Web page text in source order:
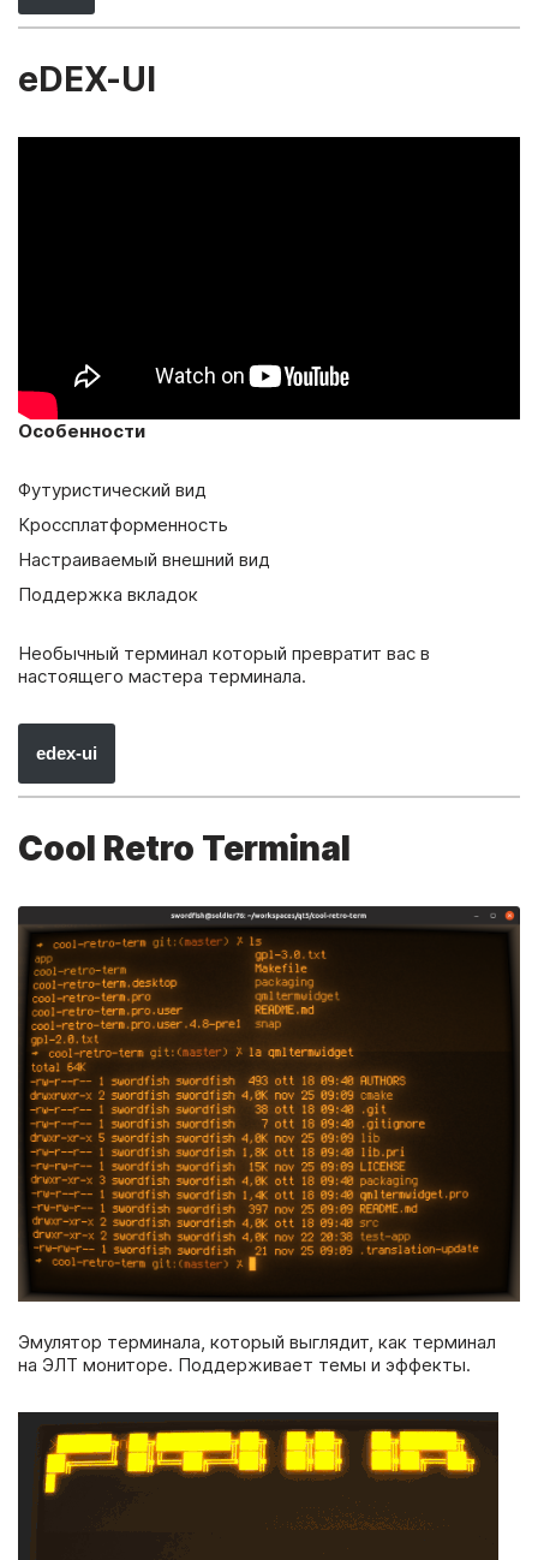
eDEX-UI
Особенности
Футуристический вид
Кроссплатформенность
Настраиваемый внешний вид
Поддержка вкладок
Необычный терминал который превратит вас в
настоящего мастера терминала.
edex-ui
Cool Retro Terminal
Эмулятор терминала, который выглядит, как терминал
на ЭЛТ мониторе. Поддерживает темы и эффекты.